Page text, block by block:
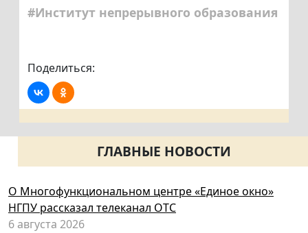
#Институт непрерывного образования
Поделиться:
ГЛАВНЫЕ НОВОСТИ
О Многофункциональном центре «Единое окно»
НГПУ рассказал телеканал ОТС
6 августа 2026